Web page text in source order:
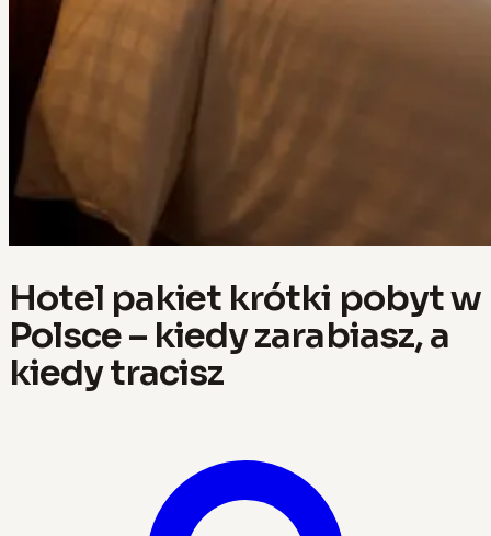
Hotel pakiet krótki pobyt w
Polsce – kiedy zarabiasz, a
kiedy tracisz